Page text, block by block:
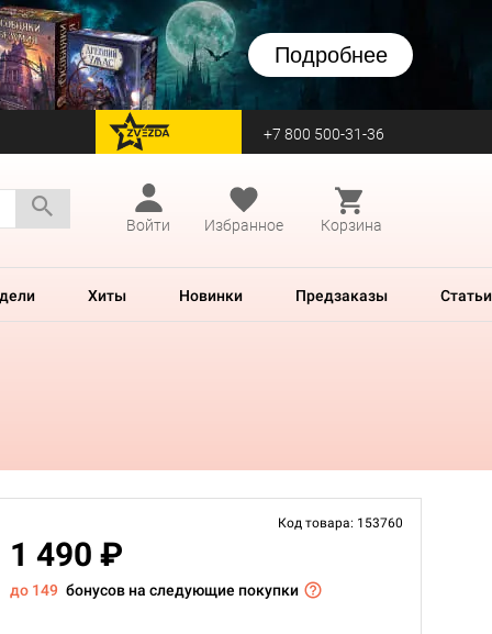
Подробнее
перейти на Zvezda +7 800 500-31-36
Войти
Избранное Корзина
Хиты Новинки Предзаказы Статьи
Код товара: 153760
1 490 ₽
до 149 бонусов на следующие покупки